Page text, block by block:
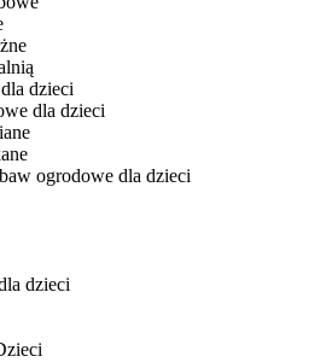
dzieci
dla dzieci
ogrodowe dla dzieci
dzieci